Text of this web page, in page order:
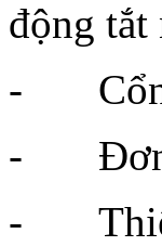
động tắt
- Cổng
- Đơn
- Thiết